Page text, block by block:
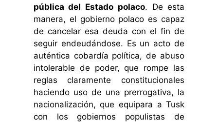
pública del Estado polaco. De esta
manera, el gobierno polaco es capaz
de cancelar esa deuda con el fin de
seguir endeudándose. Es un acto de
auténtica cobardía política, de abuso
intolerable de poder, que rompe las
reglas claramente constitucionales
haciendo uso de una prerrogativa, la
nacionalización, que equipara a Tusk
con los gobiernos populistas de